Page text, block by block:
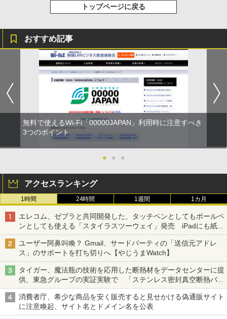
トップページに戻る
おすすめ記事
無料で使えるWi-Fi「00000JAPAN」利用時に注意すべき
3つのポイント
● ● ●
アクセスランキング
1時間 24時間 1週間 1カ月
エレコム、ゼブラと共同開発した、タッチペンとしてもボールペ
ンとしても使える「スタイラスツーウェイ」発売 iPadにも紙に
も、持ち替えずに書き込める
ユーザー阿鼻叫喚？ Gmail、サードパーティの「送信元アドレ
ス」のサポートを打ち切りへ【やじうまWatch】
タイガー、魔法瓶の技術を応用した断熱材をデータセンターに提
供、東急グループの実証実験で 「ステンレス密封真空断熱パネ
ル TIVIP」
消費者庁、希少な商品を安く販売すると見せかける偽通販サイト
に注意喚起、サイト名とドメイン名を公表